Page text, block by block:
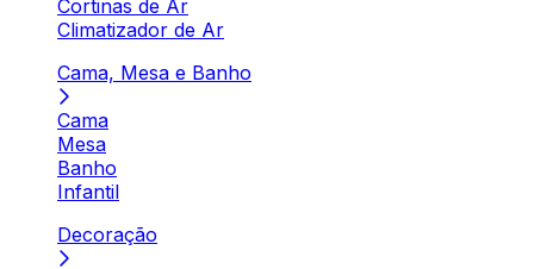
Cortinas de Ar
Climatizador de Ar
Cama, Mesa e Banho
Cama
Mesa
Banho
Infantil
Decoração